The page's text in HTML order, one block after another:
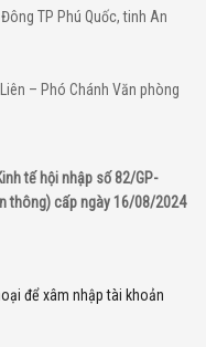
TP Phú Quốc, tinh An
Liên – Phó Chánh Văn phòng
tế hội nhập số 82/GP-
thông) cấp ngày 16/08/2024
để xâm nhập tài khoản